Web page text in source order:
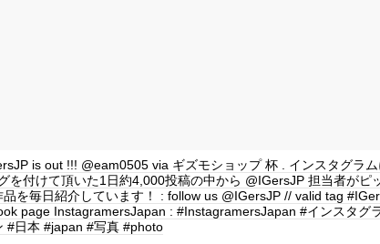
is out !!! @eam0505 via ギズモショップ 杯 . インスタグラム
を付けて頂いた1日約4,000投稿の中から @IGersJP 担当者がピ
品を毎日紹介しています！ : follow us @IGersJP // valid tag
page InstagramersJapan : #InstagramersJapan #インスタグ
#日本 #japan #写真 #photo